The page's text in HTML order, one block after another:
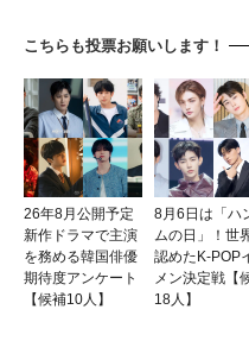
こちらも投票お願いします！
26年8月公開予定
新作ドラマで主演
を務める韓国俳優
期待度アンケート
【候補10人】
8月6日は「ハ
ムの日」！世
認めたK-POP
メン決定戦【
18人】